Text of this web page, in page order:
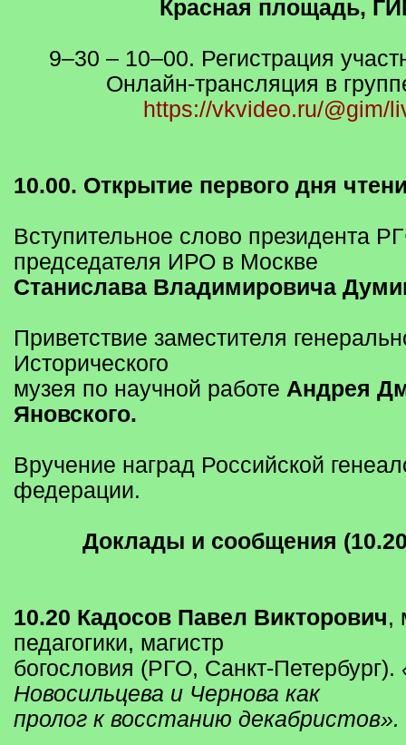
Красная площадь,
9–30 – 10–00. Регистрация
Онлайн-трансляция в
https://vkvideo.ru/@gim/
10.00. Открытие первого дня
Вступительное слово президента
председателя ИРО в Москве
Станислава Владимировича
Приветствие заместителя
Исторического
музея по научной работе Андрея
Яновского.
Вручение наград Российской
федерации.
Доклады и сообщения
10.20 Кадосов Павел Викторович,
педагогики, магистр
богословия (РГО, Санкт-Петербург).
Новосильцева и Чернова как
пролог к восстанию декабристов».